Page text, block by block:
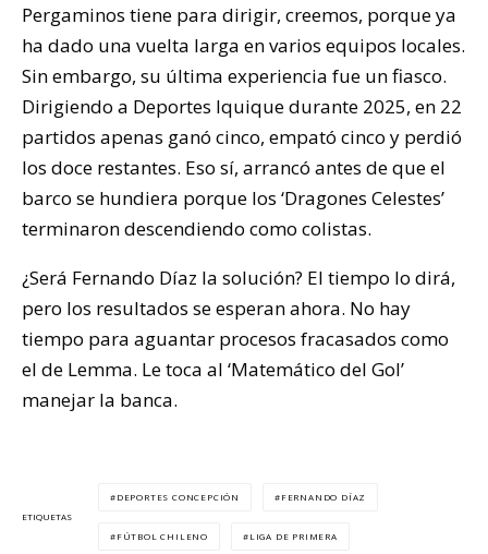
Pergaminos tiene para dirigir, creemos, porque ya
ha dado una vuelta larga en varios equipos locales.
Sin embargo, su última experiencia fue un fiasco.
Dirigiendo a Deportes Iquique durante 2025, en 22
partidos apenas ganó cinco, empató cinco y perdió
los doce restantes. Eso sí, arrancó antes de que el
barco se hundiera porque los ‘Dragones Celestes’
terminaron descendiendo como colistas.
¿Será Fernando Díaz la solución? El tiempo lo dirá,
pero los resultados se esperan ahora. No hay
tiempo para aguantar procesos fracasados como
el de Lemma. Le toca al ‘Matemático del Gol’
manejar la banca.
ETIQUETAS
DEPORTES CONCEPCIÓN FERNANDO DÍAZ
FÚTBOL CHILENO LIGA DE PRIMERA